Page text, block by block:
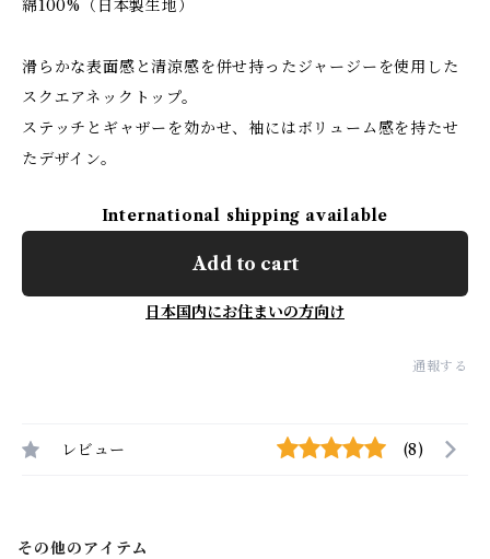
綿100%（日本製生地）
滑らかな表面感と清涼感を併せ持ったジャージーを使用した
スクエアネックトップ。
ステッチとギャザーを効かせ、袖にはボリューム感を持たせ
たデザイン。
International shipping available
Add to cart
日本国内にお住まいの方向け
通報する
レビュー (8)
その他のアイテム